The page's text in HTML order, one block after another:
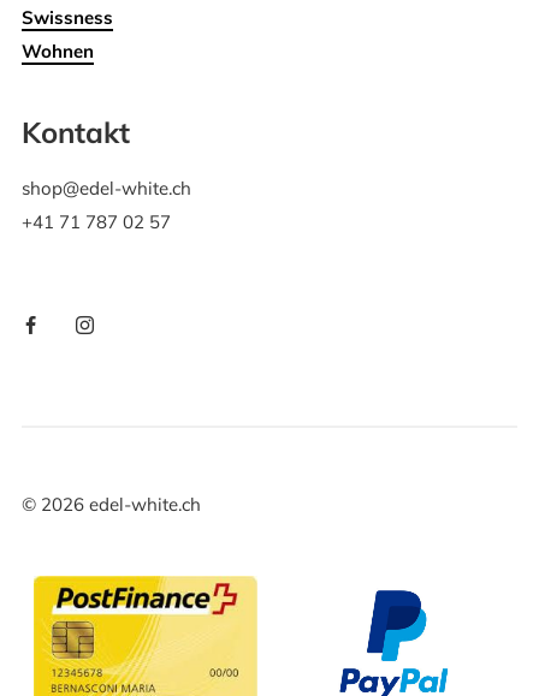
Swissness
Wohnen
Kontakt
shop@edel-white.ch
+41 71 787 02 57
© 2026edel-white.ch